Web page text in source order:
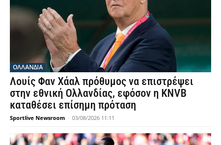
OΛΛΑΝΔΊΑ
Λουίς Φαν Χάαλ πρόθυμος να επιστρέψει
στην εθνική Ολλανδίας, εφόσον η KNVB
καταθέσει επίσημη πρόταση
Sportlive Newsroom - 03/08/2026 11:11